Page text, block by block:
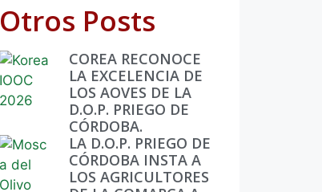
Otros Posts
COREA RECONOCE
LA EXCELENCIA DE
LOS AOVES DE LA
D.O.P. PRIEGO DE
CÓRDOBA.
LA D.O.P. PRIEGO DE
CÓRDOBA INSTA A
LOS AGRICULTORES